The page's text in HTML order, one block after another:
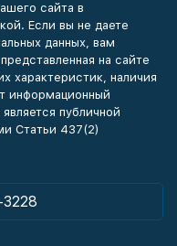
сайта в
Если вы не даете
данных, вам
на сайте
характеристик, наличия
информационный
публичной
Статьи 437(2)